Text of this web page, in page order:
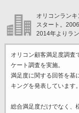
オリコンラン
スタート。
2014年よりラ
オリコン顧客満足度調査
ケート調査を実施。
満足度に関する回答を基
キングを発表しています。
総合満足度だけでなく、